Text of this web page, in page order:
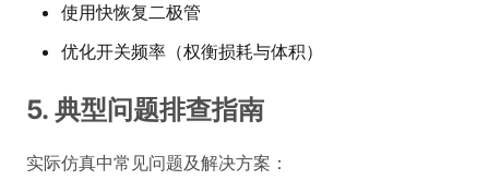
使用快恢复二极管
优化开关频率（权衡损耗与体积）
5. 典型问题排查指南
实际仿真中常见问题及解决方案：